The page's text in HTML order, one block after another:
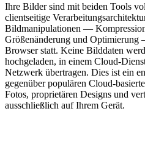
Ihre Bilder sind mit beiden Tools
clientseitige
Bildmanipulationen —
Größenänderung und
Browser statt. Keine Bilddaten
hochgeladen, in einem Cloud-
Netzwerk übertragen. Dies ist ein
gegenüber populären Cloud-
Fotos, proprietären Designs und
ausschließlich auf Ihrem Gerät.